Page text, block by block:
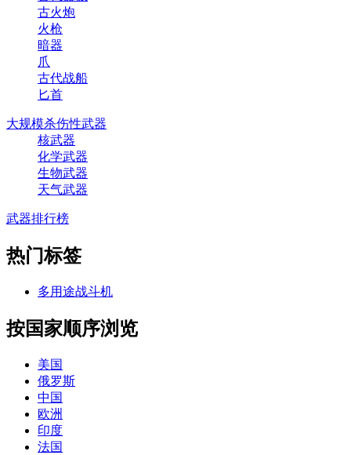
古火炮
火枪
暗器
爪
古代战船
匕首
大规模杀伤性武器
核武器
化学武器
生物武器
天气武器
武器排行榜
热门标签
多用途战斗机
按国家顺序浏览
美国
俄罗斯
中国
欧洲
印度
法国